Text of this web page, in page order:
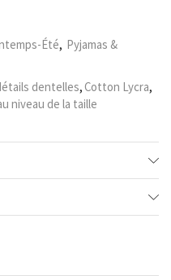
Été, Pyjamas &
dentelles, Cotton Lycra,
niveau de la taille